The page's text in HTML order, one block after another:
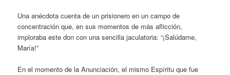
Una anécdota cuenta de un prisionero en un campo de
concentración que, en sus momentos de más aflicción,
imploraba este don con una sencilla jaculatoria: “¡Salúdame,
María!”
En el momento de la Anunciación, el mismo Espíritu que fue